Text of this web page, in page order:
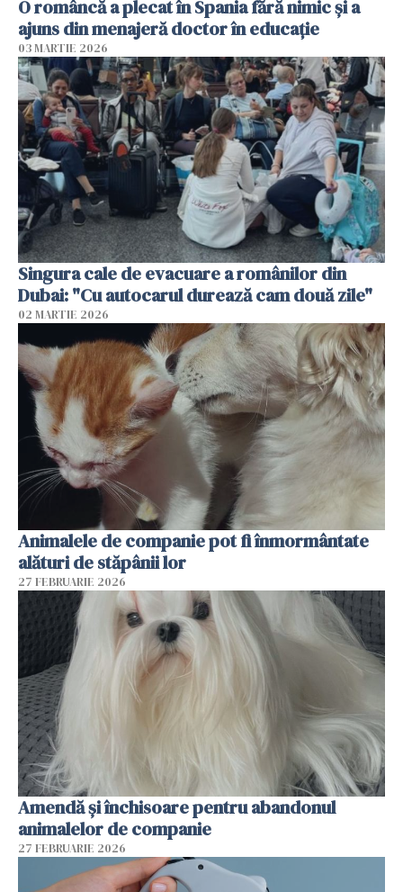
O româncă a plecat în Spania fără nimic și a
ajuns din menajeră doctor în educație
03 MARTIE 2026
Singura cale de evacuare a românilor din
Dubai: "Cu autocarul durează cam două zile"
02 MARTIE 2026
Animalele de companie pot fi înmormântate
alături de stăpânii lor
27 FEBRUARIE 2026
Amendă și închisoare pentru abandonul
animalelor de companie
27 FEBRUARIE 2026